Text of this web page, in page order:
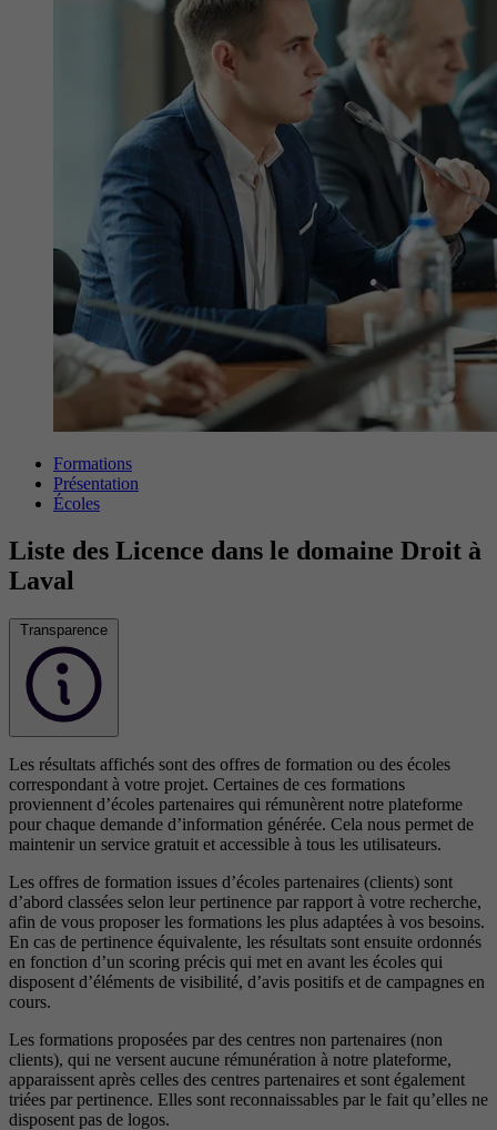
Formations
Présentation
Écoles
Liste des Licence dans le domaine Droit à
Laval
Transparence
Les résultats affichés sont des offres de formation ou des écoles
correspondant à votre projet. Certaines de ces formations
proviennent d’écoles partenaires qui rémunèrent notre plateforme
pour chaque demande d’information générée. Cela nous permet de
maintenir un service gratuit et accessible à tous les utilisateurs.
Les offres de formation issues d’écoles partenaires (clients) sont
d’abord classées selon leur pertinence par rapport à votre recherche,
afin de vous proposer les formations les plus adaptées à vos besoins.
En cas de pertinence équivalente, les résultats sont ensuite ordonnés
en fonction d’un scoring précis qui met en avant les écoles qui
disposent d’éléments de visibilité, d’avis positifs et de campagnes en
cours.
Les formations proposées par des centres non partenaires (non
clients), qui ne versent aucune rémunération à notre plateforme,
apparaissent après celles des centres partenaires et sont également
triées par pertinence. Elles sont reconnaissables par le fait qu’elles ne
disposent pas de logos.